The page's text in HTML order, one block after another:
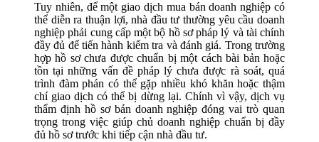
Tuy nhiên, để một giao dịch mua bán doanh nghiệp có
thể diễn ra thuận lợi, nhà đầu tư thường yêu cầu doanh
nghiệp phải cung cấp một bộ hồ sơ pháp lý và tài chính
đầy đủ để tiến hành kiểm tra và đánh giá. Trong trường
hợp hồ sơ chưa được chuẩn bị một cách bài bản hoặc
tồn tại những vấn đề pháp lý chưa được rà soát, quá
trình đàm phán có thể gặp nhiều khó khăn hoặc thậm
chí giao dịch có thể bị dừng lại. Chính vì vậy, dịch vụ
thẩm định hồ sơ bán doanh nghiệp đóng vai trò quan
trọng trong việc giúp chủ doanh nghiệp chuẩn bị đầy
đủ hồ sơ trước khi tiếp cận nhà đầu tư.